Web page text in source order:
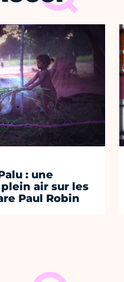
: une
air sur les
Paul Robin